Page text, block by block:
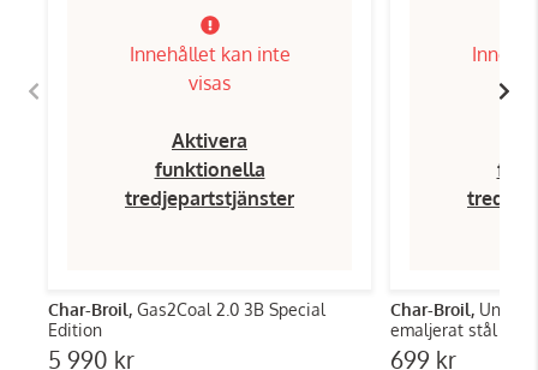
Innehållet kan inte
visas
Aktivera
funktionella
tredjepartstjänster
Char-Broil, Gas2Coal 2.0 3B Special
Edition
5 990 kr
Char-Broil,
emaljerat stål
699 kr